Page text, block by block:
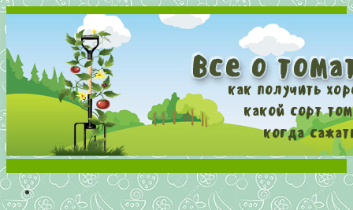
Все о томатах. Выращивание томатов. Сорта и рассада.
Выращивание и уход за томатами